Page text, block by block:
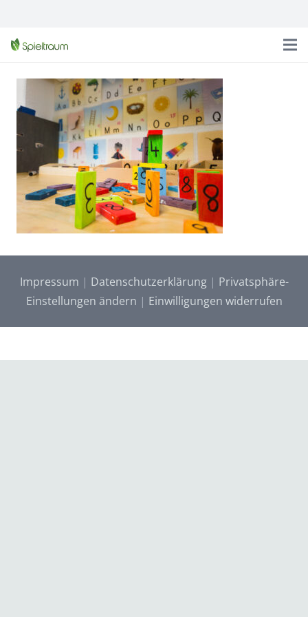
Impressum | Datenschutzerklärung| Privatsphäre-
Einstellungen ändern | Einwilligungen widerrufen